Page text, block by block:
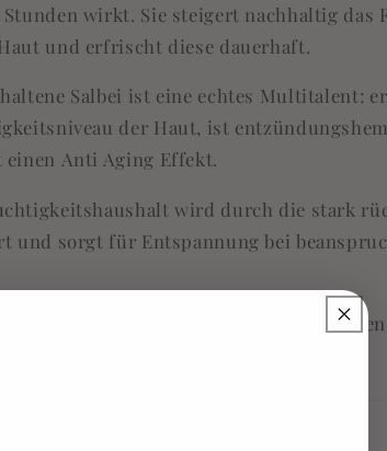
Stunden wirkt. Sie steigert nachhaltig das
und erfrischt diese dauerhaft.
Salbei ist eine echtes Multitalent:
der Haut, ist
einen Anti Aging Effekt.
wird durch die stark
und sorgt für Entspannung bei
schützt die Haut vor dem